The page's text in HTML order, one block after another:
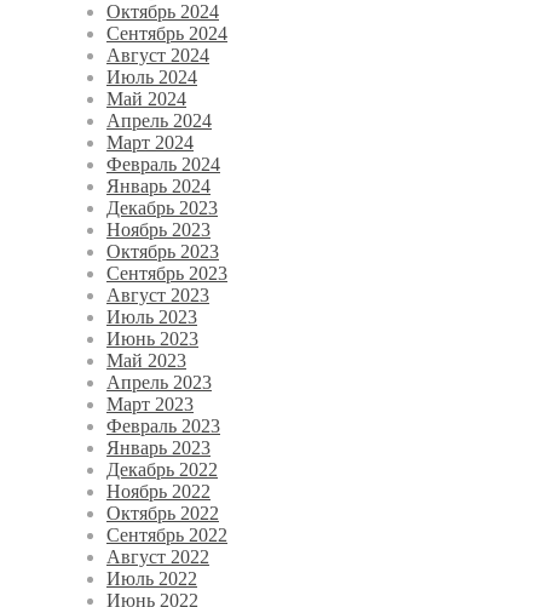
Октябрь 2024
Сентябрь 2024
Август 2024
Июль 2024
Май 2024
Апрель 2024
Март 2024
Февраль 2024
Январь 2024
Декабрь 2023
Ноябрь 2023
Октябрь 2023
Сентябрь 2023
Август 2023
Июль 2023
Июнь 2023
Май 2023
Апрель 2023
Март 2023
Февраль 2023
Январь 2023
Декабрь 2022
Ноябрь 2022
Октябрь 2022
Сентябрь 2022
Август 2022
Июль 2022
Июнь 2022